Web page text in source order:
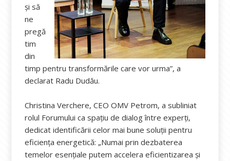
și să
ne
pregă
tim
din
timp pentru transformările care vor urma”, a
declarat Radu Dudău.
Christina Verchere, CEO OMV Petrom, a subliniat
rolul Forumului ca spațiu de dialog între experți,
dedicat identificării celor mai bune soluții pentru
eficiența energetică: „Numai prin dezbaterea
temelor esențiale putem accelera eficientizarea și